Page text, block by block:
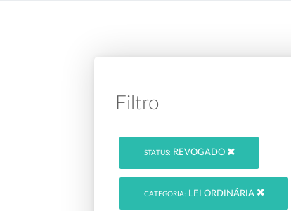
Filtro
STATUS: REVOGADO
CATEGORIA: LEI ORDINÁRIA